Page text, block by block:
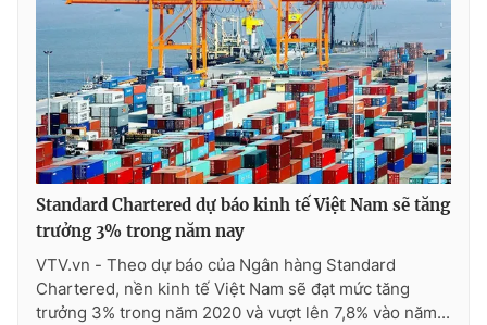
® Cấm sao chép dưới mọi hình thức nếu không có sự chấp
thuận bằng văn bản. Ghi rõ nguồn VTV.vn khi phát hành lại
thông tin từ website này.
Standard Chartered dự báo kinh tế Việt Nam sẽ tăng
trưởng 3% trong năm nay
VTV.vn - Theo dự báo của Ngân hàng Standard
Chartered, nền kinh tế Việt Nam sẽ đạt mức tăng
trưởng 3% trong năm 2020 và vượt lên 7,8% vào năm...